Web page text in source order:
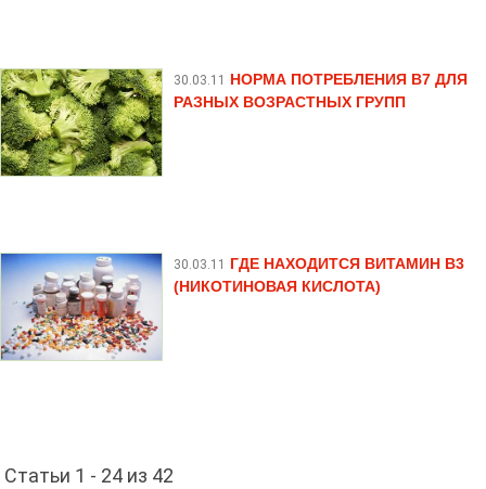
30.03.11 НОРМА ПОТРЕБЛЕНИЯ В7 ДЛЯ
РАЗНЫХ ВОЗРАСТНЫХ ГРУПП
30.03.11 ГДЕ НАХОДИТСЯ ВИТАМИН В3
(НИКОТИНОВАЯ КИСЛОТА)
Статьи 1 - 24 из 42